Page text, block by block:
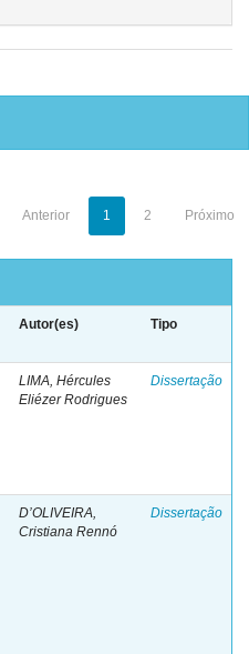
Anterior 1 2 Próximo
Autor(es) Tipo
LIMA, Hércules
Eliézer Rodrigues
Dissertação
D’OLIVEIRA,
Cristiana Rennó
Dissertação